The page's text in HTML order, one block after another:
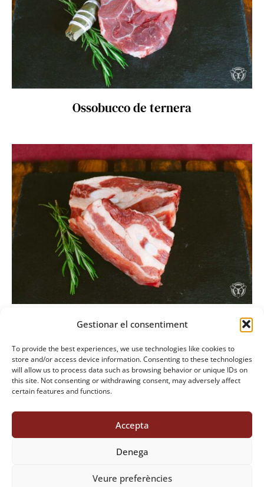
Gestionar el consentiment
To provide the best experiences, we use technologies like cookies to
store and/or access device information. Consenting to these technologies
will allow us to process data such as browsing behavior or unique IDs on
this site. Not consenting or withdrawing consent, may adversely affect
certain features and functions.
Accepta
Denega
Veure preferències
SELECT OPTIONS / DETAILS
Ossobucco de ternera
SELECT OPTIONS ESTE
PRODUCTO
TIENE
MÚLTIPLES
VARIANTES.
LAS
SE
PUEDEN
ELEGIR
EN
PÁGINA
DE
PRODUCTO
/ DETAILS
Costilla de ternera